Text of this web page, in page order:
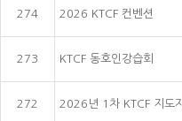
274 2026 KTCF 컨벤션
273 KTCF 동호인강습회
272 2026년 1차 KTCF 지도